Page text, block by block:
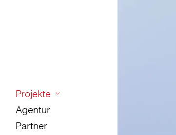
Projekte
Agentur
Partner